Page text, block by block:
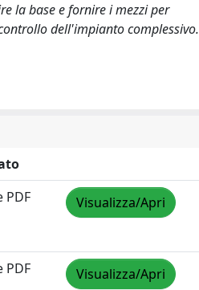
la base e fornire i mezzi per
dell'impianto complessivo.
PDF Visualizza/Apri
PDF Visualizza/Apri